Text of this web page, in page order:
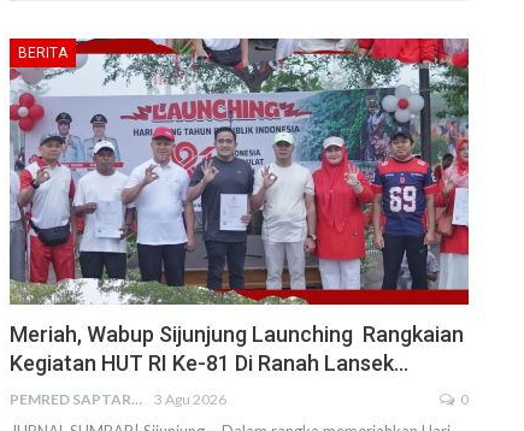
BERITA
Meriah, Wabup Sijunjung Launching Rangkaian
Kegiatan HUT RI Ke-81 Di Ranah Lansek…
PEMRED SAPTARIUS 3 Agu 2026 0